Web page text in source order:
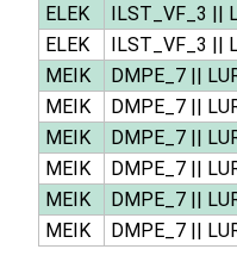
ELEK
ILST_VF_3 ||
ELEK
ILST_VF_3 ||
MEIK
DMPE_7||
MEIK
DMPE_7||
MEIK
DMPE_7||
MEIK
DMPE_7||
MEIK
DMPE_7||
MEIK
DMPE_7||